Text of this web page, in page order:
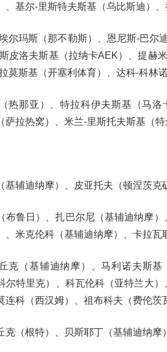
、基尔-里斯特夫斯基（乌比斯迪）
尔玛斯（那不勒斯）、恩尼斯-巴尔
皮洛夫斯基（拉纳卡AEK）、提赫
莫斯基（开塞利体育）、达科-科林
热那亚）、特拉科伊夫斯基（马
萨拉热窝）、米兰-里斯托夫斯基（
基辅迪纳摩）、皮亚托夫（顿涅茨
布鲁日）、扎巴尔尼（基辅迪纳摩
、米克伦科（基辅迪纳摩）、卡拉
克（基辅迪纳摩）、马利诺夫斯
尔特里克）、科瓦伦科（亚特兰大
连科（西汉姆）、祖布科夫（费伦
克（根特）、贝斯耶丁（基辅迪纳摩